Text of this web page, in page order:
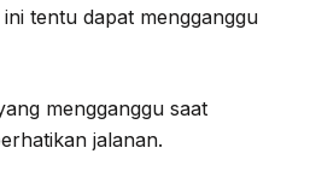
tentu dapat mengganggu
mengganggu saat
jalanan.